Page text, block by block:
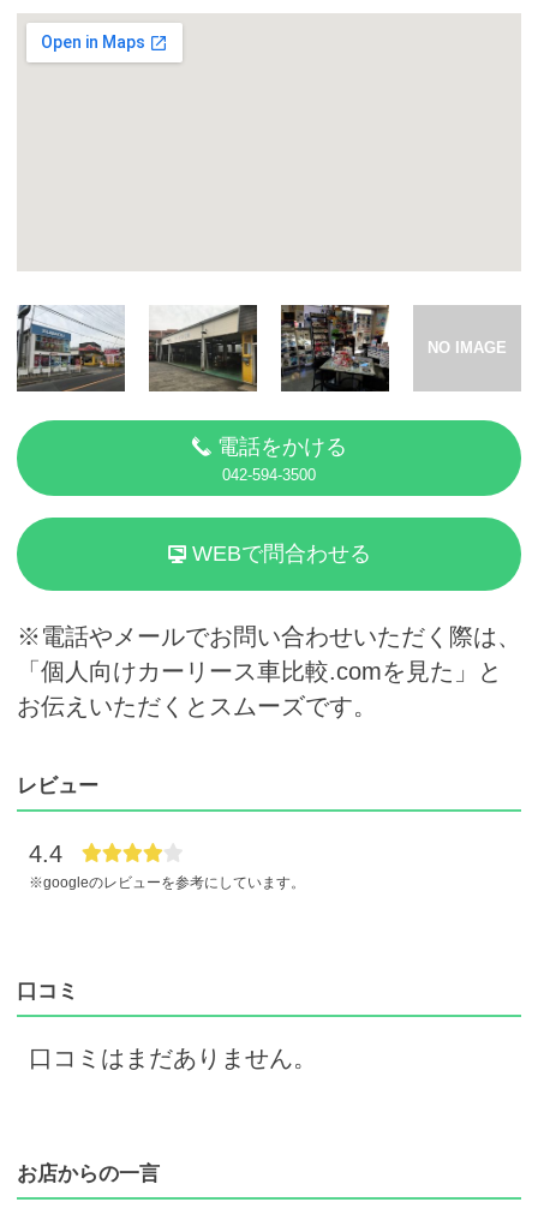
電話をかける
042-594-3500
WEBで問合わせる
※電話やメールでお問い合わせいただく際は、
「個人向けカーリース車比較.comを見た」と
お伝えいただくとスムーズです。
レビュー
4.4
※googleのレビューを参考にしています。
口コミ
口コミはまだありません。
お店からの一言